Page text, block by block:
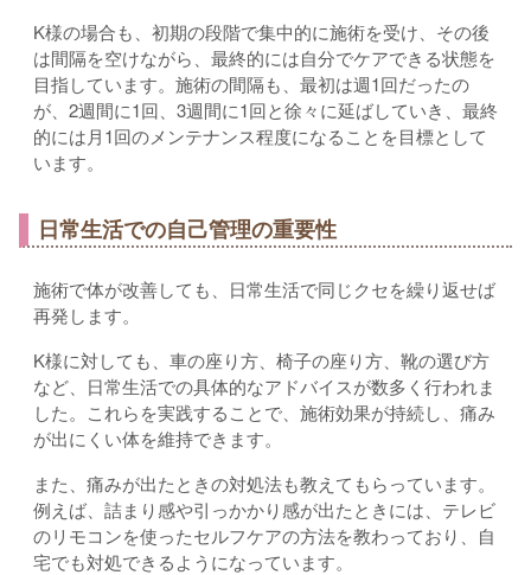
K様の場合も、初期の段階で集中的に施術を受け、その後
は間隔を空けながら、最終的には自分でケアできる状態を
目指しています。施術の間隔も、最初は週1回だったの
が、2週間に1回、3週間に1回と徐々に延ばしていき、最終
的には月1回のメンテナンス程度になることを目標として
います。
日常生活での自己管理の重要性
施術で体が改善しても、日常生活で同じクセを繰り返せば
再発します。
K様に対しても、車の座り方、椅子の座り方、靴の選び方
など、日常生活での具体的なアドバイスが数多く行われま
した。これらを実践することで、施術効果が持続し、痛み
が出にくい体を維持できます。
また、痛みが出たときの対処法も教えてもらっています。
例えば、詰まり感や引っかかり感が出たときには、テレビ
のリモコンを使ったセルフケアの方法を教わっており、自
宅でも対処できるようになっています。